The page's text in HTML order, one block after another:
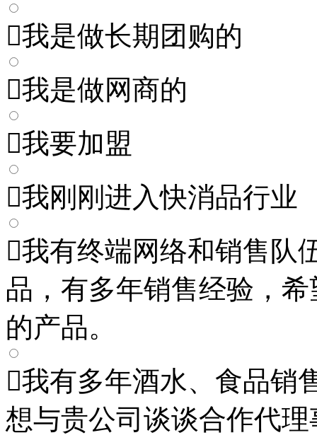
我是做长期团购的
我是做网商的
我要加盟
我刚刚进入快消品行业
我有终端网络和销售队
品，有多年销售经验，
的产品。
我有多年酒水、食品销
想与贵公司谈谈合作代理